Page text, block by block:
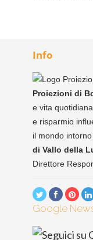
Info
Proiezioni di
e vita
e risparmio
il mondo intorno
di Vallo della
Direttore
Google